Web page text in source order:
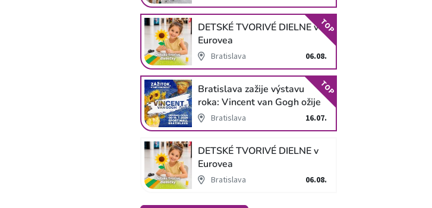
DETSKÉ TVORIVÉ DIELNE v
Eurovea
Bratislava 06.08.
TOP
Bratislava zažije výstavu
roka: Vincent van Gogh ožije
v unikátnej imerzívnej šou!
Bratislava 16.07.
TOP
DETSKÉ TVORIVÉ DIELNE v
Eurovea
Bratislava 06.08.